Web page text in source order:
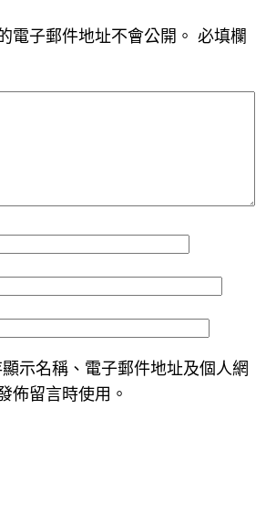
電子郵件地址不會公開。 必填欄
示名稱、電子郵件地址及個人網
佈留言時使用。